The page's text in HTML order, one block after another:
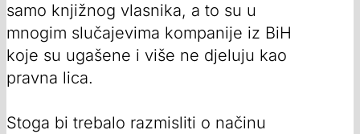
samo knjižnog vlasnika, a to su u
mnogim slučajevima kompanije iz BiH
koje su ugašene i više ne djeluju kao
pravna lica.
Stoga bi trebalo razmisliti o načinu